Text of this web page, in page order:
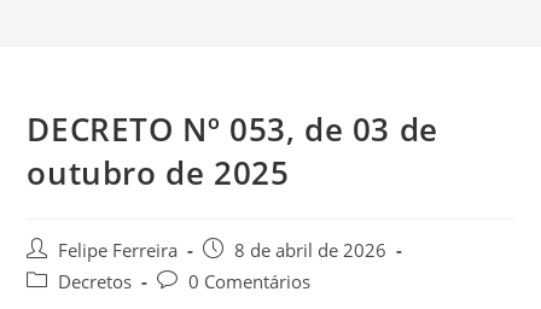
DECRETO Nº 053, de 03 de
outubro de 2025
Felipe Ferreira
8 de abril de 2026
Decretos
0 Comentários